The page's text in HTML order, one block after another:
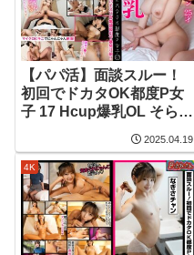
【パパ活】面談スルー！
初回でドカタOK都度P女
子 17 Hcup爆乳OL そらチ
2025.04.19
4K